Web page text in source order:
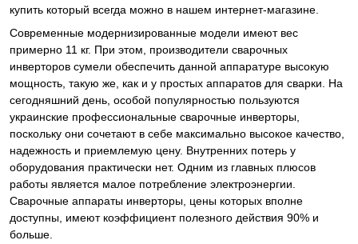
купить который всегда можно в нашем интернет-магазине.
Современные модернизированные модели имеют вес
примерно 11 кг. При этом, производители сварочных
инверторов сумели обеспечить данной аппаратуре высокую
мощность, такую же, как и у простых аппаратов для сварки. На
сегодняшний день, особой популярностью пользуются
украинские профессиональные сварочные инверторы,
поскольку они сочетают в себе максимально высокое качество,
надежность и приемлемую цену. Внутренних потерь у
оборудования практически нет. Одним из главных плюсов
работы является малое потребление электроэнергии.
Сварочные аппараты инверторы, цены которых вполне
доступны, имеют коэффициент полезного действия 90% и
больше.